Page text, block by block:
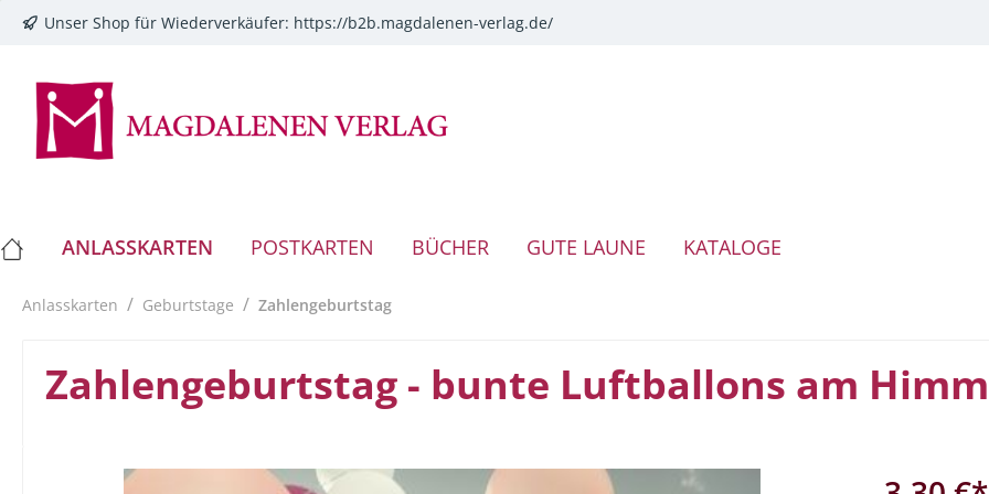
Zur Hauptnavigation springen
Unser Shop für Wiederverkäufer: https://b2b.magdalenen-verlag.de/
ANLASSKARTEN POSTKARTEN BÜCHER GUTE LAUNE KATALOGE
Anlasskarten / Geburtstage / Zahlengeburtstag
Zahlengeburtstag - bunte Luftballons am
Bildergalerie überspringen